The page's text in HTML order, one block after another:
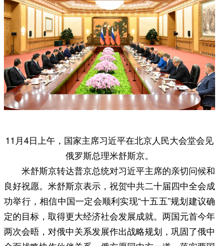
11月4日上午，国家主席习近平在北京人民大会堂会见
俄罗斯总理米舒斯京。
米舒斯京转达普京总统对习近平主席的亲切问候和
良好祝愿。米舒斯京表示，祝贺中共二十届四中全会成
功举行，相信中国一定会顺利实现“十五五”规划建议确
定的目标，取得更大经济社会发展成就。两国元首今年
两次会晤，对俄中关系发展作出战略规划，巩固了俄中